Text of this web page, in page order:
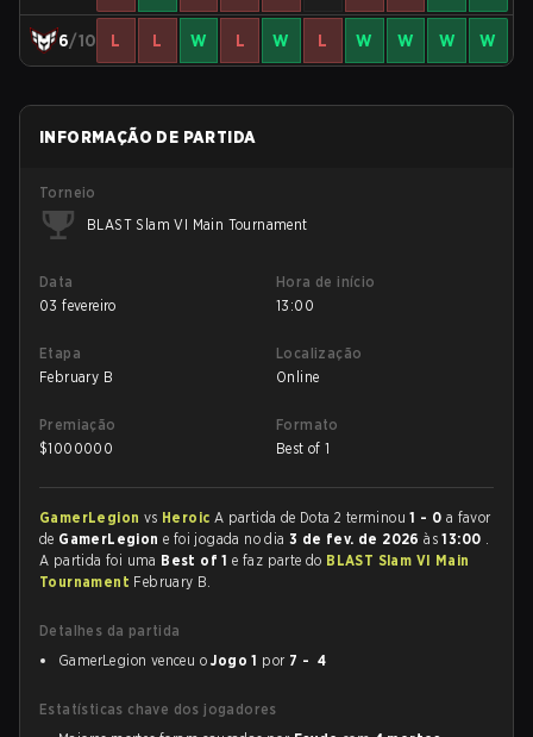
6/10 L L W L W L W W W W
INFORMAÇÃO DE PARTIDA
Torneio
BLAST Slam VI Main Tournament
Data
03 fevereiro
Hora de início
13:00
Etapa
February B
Localização
Online
Premiação
$1000000
Formato
Best of 1
GamerLegion vs Heroic A partida de Dota 2 terminou1 - 0 a favor
de GamerLegione foi jogada no dia3 de fev. de 2026às13:00 .
A partida foi uma Best of 1e faz parte do BLAST Slam VI Main
Tournament February B.
Detalhes da partida
GamerLegion venceu oJogo 1 por 7 - 4
Estatísticas chave dos jogadores